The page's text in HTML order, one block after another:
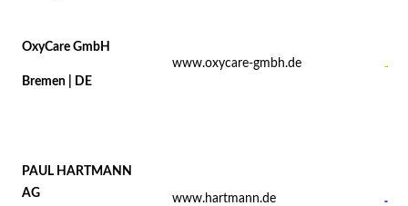
OxyCare GmbH
Bremen | DE
www.oxycare-gmbh.de
PAUL HARTMANN
AG
www.hartmann.de